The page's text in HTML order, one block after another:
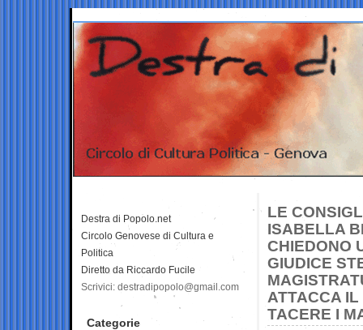
LE
ISABELLA
CHIEDONO
GIUDICE
ATTACCA
TACERE I
Destra di Popolo.net
Circolo Genovese di Cultura e
Politica
Diretto da Riccardo Fucile
Scrivici: destradipopolo@gmail.com
Categorie